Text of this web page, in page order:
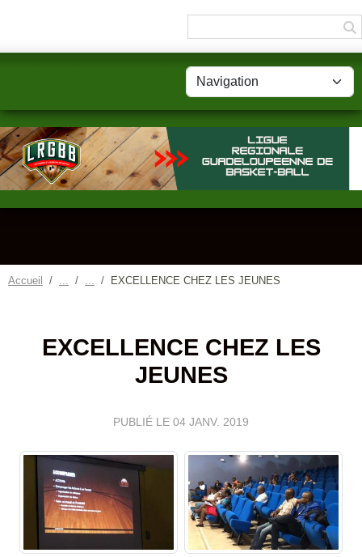
Accueil EXCELLENCE CHEZ LES JEUNES
EXCELLENCE CHEZ LES
JEUNES
PUBLIÉ LE 04 JANV. 2019